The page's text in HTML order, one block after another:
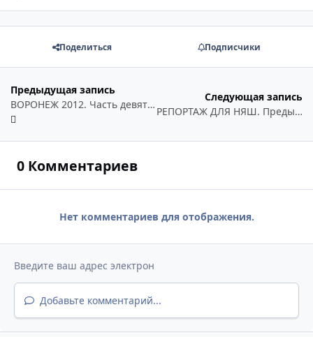
Поделиться Подписчики
Предыдущая запись
ВОРОНЕЖ 2012. Часть девятая.
Следующая запись
РЕПОРТАЖ ДЛЯ НЯШ. Предыстория.
0 Комментариев
Нет комментариев для отображения.
Добавьте комментарий...